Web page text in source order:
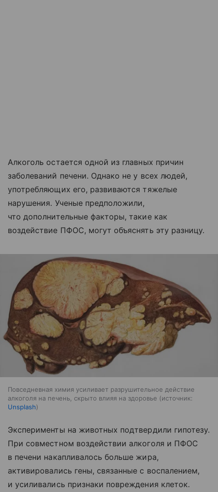
Алкоголь остается одной из главных причин
заболеваний печени. Однако не у всех людей,
употребляющих его, развиваются тяжелые
нарушения. Ученые предположили,
что дополнительные факторы, такие как
воздействие ПФОС, могут объяснять эту разницу.
Повседневная химия усиливает разрушительное действие
алкоголя на печень, скрыто влияя на здоровье
источник:
Unsplash
Эксперименты на животных подтвердили гипотезу.
При совместном воздействии алкоголя и ПФОС
в печени накапливалось больше жира,
активировались гены, связанные с воспалением,
и усиливались признаки повреждения клеток.